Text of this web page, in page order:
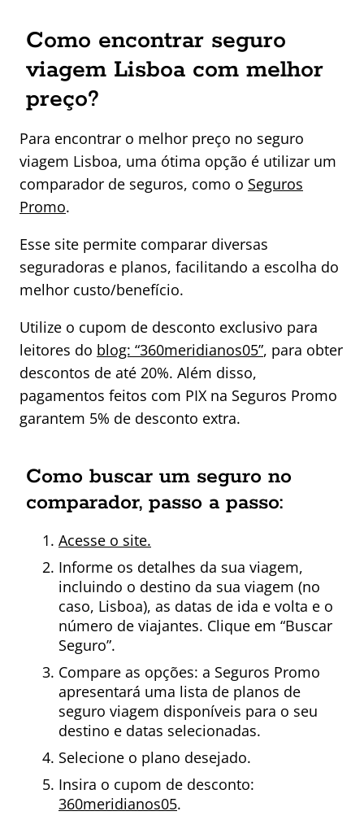
Como encontrar seguro
viagem Lisboa com melhor
preço?
Para encontrar o melhor preço no seguro
viagem Lisboa, uma ótima opção é utilizar um
comparador de seguros, como o Seguros
Promo.
Esse site permite comparar diversas
seguradoras e planos, facilitando a escolha do
melhor custo/benefício.
Utilize o cupom de desconto exclusivo para
leitores do blog: “360meridianos05”, para obter
descontos de até 20%. Além disso,
pagamentos feitos com PIX na Seguros Promo
garantem 5% de desconto extra.
Como buscar um seguro no
comparador, passo a passo:
Acesse o site.
Informe os detalhes da sua viagem,
incluindo o destino da sua viagem (no
caso, Lisboa), as datas de ida e volta e o
número de viajantes. Clique em “Buscar
Seguro”.
Compare as opções: a Seguros Promo
apresentará uma lista de planos de
seguro viagem disponíveis para o seu
destino e datas selecionadas.
Selecione o plano desejado.
Insira o cupom de desconto:
360meridianos05.